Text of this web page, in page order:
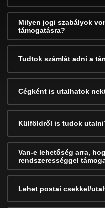
Milyen jogi szabályok
támogatásra?
Tudtok számlát adni a
Cégként is utalhatok
Külföldről is tudok
Van-e lehetőség arra,
rendszerességgel
Lehet postai csekkel/